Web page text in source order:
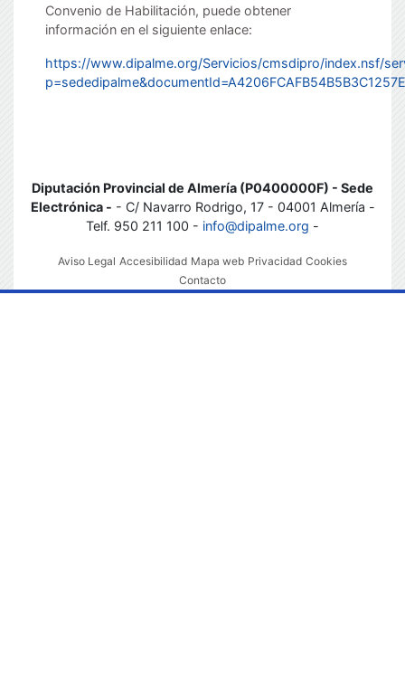
Convenio de Habilitación, puede obtener
información en el siguiente enlace:
https://www.dipalme.org/Servicios/cmsdipro/index.nsf/
Diputación Provincial de Almería (P0400000F) - Sede
Electrónica - - C/ Navarro Rodrigo, 17 - 04001 Almería -
Telf. 950 211 100 - info@dipalme.org -
Aviso Legal Accesibilidad Mapa web Privacidad Cookies
Contacto